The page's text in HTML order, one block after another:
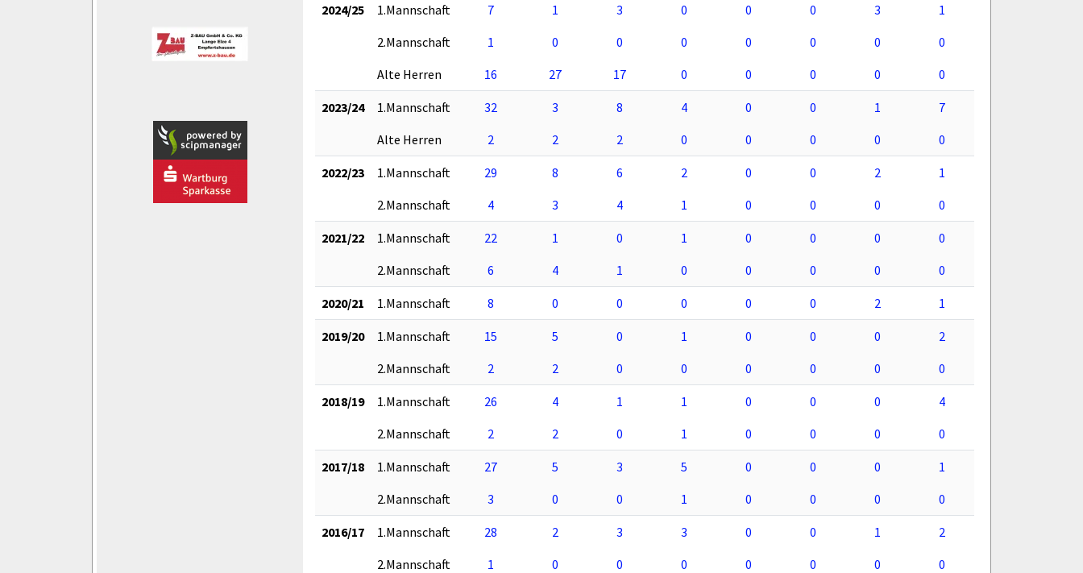
2024/25 1.Mannschaft 7 1 3 0 0 0 3
1
2.Mannschaft
1 0 0 0 0 0 0
0
Alte Herren
16 27 17 0 0 0 0 0
2023/24 1.Mannschaft 32 3 8 4 0 0 1
7
Alte Herren
2 2 2 0 0 0 0 0
2022/23 1.Mannschaft 29 8 6 2 0 0 2
1
2.Mannschaft
4 3 4 1 0 0 0 0
2021/22 1.Mannschaft 22 1 0 1 0 0 0
0
2.Mannschaft
6 4 1 0 0 0 0 0
2020/21 1.Mannschaft 8 0 0 0 0 0 2 1
2019/20 1.Mannschaft 15 5 0 1 0 0 0
2
2.Mannschaft
2 2 0 0 0 0 0 0
2018/19 1.Mannschaft 26 4 1 1 0 0 0
4
2.Mannschaft
2 2 0 1 0 0 0 0
2017/18 1.Mannschaft 27 5 3 5 0 0 0
1
2.Mannschaft
3 0 0 1 0 0 0 0
2016/17 1.Mannschaft 28 2 3 3 0 0 1
2
2.Mannschaft
1 0 0 0 0 0 0 0